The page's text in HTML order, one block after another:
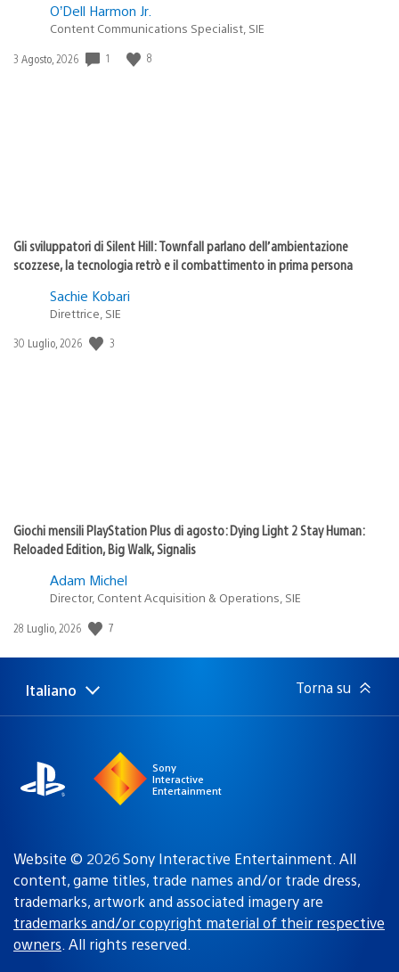
O’Dell Harmon Jr.
Content Communications Specialist, SIE
Data
3 Agosto, 2026 1 8
Gli sviluppatori di Silent Hill: Townfall parlano dell’ambientazione
scozzese, la tecnologia retrò e il combattimento in prima persona
Sachie Kobari
Direttrice, SIE
Data
30 Luglio, 2026 3
Giochi mensili PlayStation Plus di agosto: Dying Light 2 Stay Human:
Reloaded Edition, Big Walk, Signalis
Adam Michel
Director, Content Acquisition & Operations, SIE
Data
pubblicazione:
28 Luglio, 2026 7
Seleziona
una
Regione
attuale:
Italiano Torna su
Sony
Interactive
Entertainment
Website © 2026 Sony Interactive Entertainment. All
content, game titles, trade names and/or trade dress,
trademarks, artwork and associated imagery are
trademarks and/or copyright material of their respective
owners. All rights reserved.